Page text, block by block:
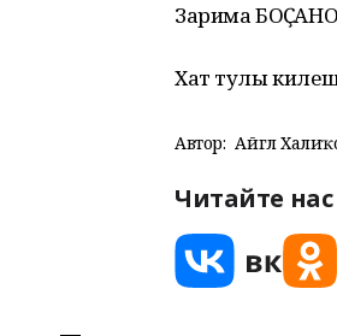
Зарима
Хат тулы
Автор: Айгөл
Читайте нас